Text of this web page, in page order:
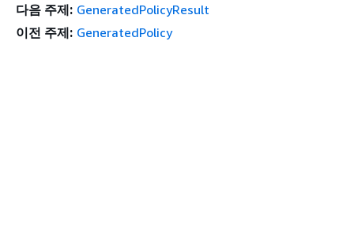
다음 주제: GeneratedPolicyResult
이전 주제: GeneratedPolicy